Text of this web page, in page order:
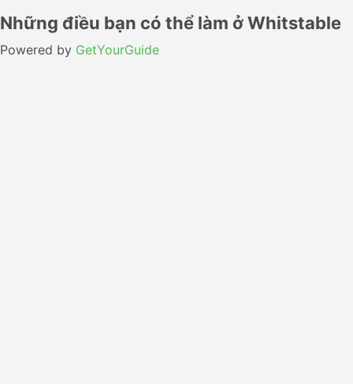
Những điều bạn có thể làm ở Whitstable
Powered by GetYourGuide